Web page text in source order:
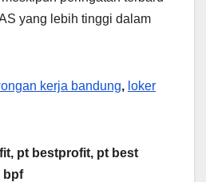
yang lebih tinggi dalam
kerja bandung, loker
pt bestprofit, pt best
bpf